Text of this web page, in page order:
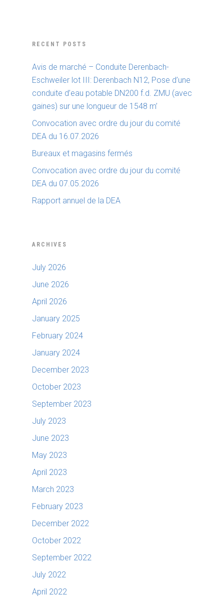
RECENT POSTS
Avis de marché – Conduite Derenbach-
Eschweiler lot III: Derenbach N12, Pose d’une
conduite d’eau potable DN200 f.d. ZMU (avec
gaines) sur une longueur de 1548 m’
Convocation avec ordre du jour du comité
DEA du 16.07.2026
Bureaux et magasins fermés
Convocation avec ordre du jour du comité
DEA du 07.05.2026
Rapport annuel de la DEA
ARCHIVES
July 2026
June 2026
April 2026
January 2025
February 2024
January 2024
December 2023
October 2023
September 2023
July 2023
June 2023
May 2023
April 2023
March 2023
February 2023
December 2022
October 2022
September 2022
July 2022
April 2022